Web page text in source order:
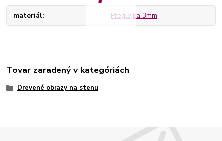
materiál Preglejka 3mm
Tovar zaradený v kategóriách
Drevené obrazy na stenu